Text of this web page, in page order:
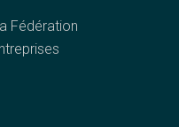
Fédération